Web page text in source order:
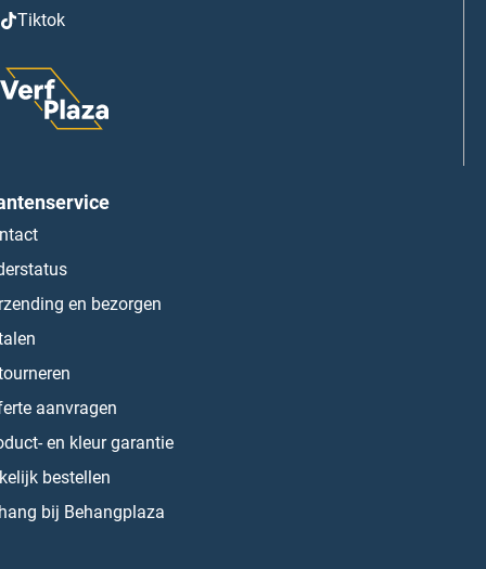
Tiktok
en bezorgen
aanvragen
en kleur garantie
bestellen
bij Behangplaza